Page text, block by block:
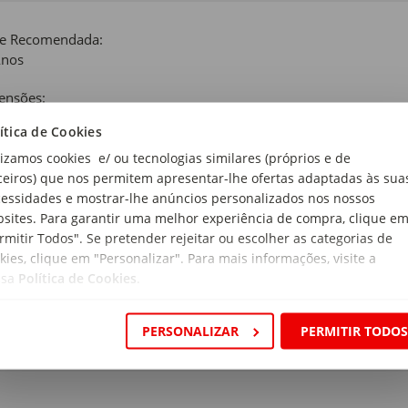
de Cookies
cookies e/ ou tecnologias similares (próprios e de
que nos permitem apresentar-lhe ofertas adaptadas às
e mostrar-lhe anúncios personalizados nos nossos
Para garantir uma melhor experiência de compra, clique em
Todos". Se pretender rejeitar ou escolher as categorias de
clique em "Personalizar". Para mais informações, visite a
Política de Cookies
PERSONALIZAR PERMITIR TODOS
Recomendada:
Studios
coleção repleta de respostas às perguntas favoritas de
atras das outras… Felizmente, esta série oferece respostas
divertidas, ilustrações fofas e respostas detalhadas, esta série
mãe e pai! Algumas perguntas poderão deixar os adultos
para os pais com crianças inquisidoras!